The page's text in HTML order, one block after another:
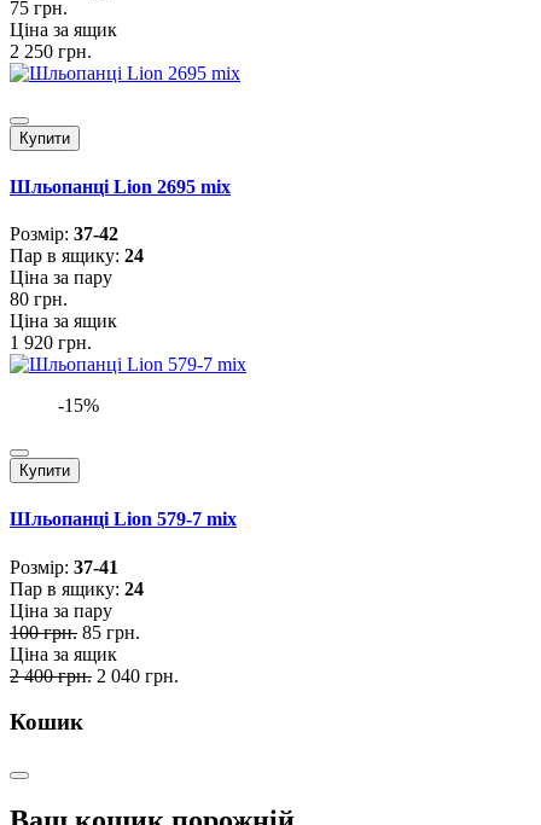
75 грн.
Ціна за ящик
2 250 грн.
Купити
Шльопанці Lion 2695 mix
Розмiр: 37-42
Пар в ящику: 24
Ціна за пару
80 грн.
Ціна за ящик
1 920 грн.
-15%
Купити
Шльопанці Lion 579-7 mix
Розмiр: 37-41
Пар в ящику: 24
Ціна за пару
100 грн. 85 грн.
Ціна за ящик
2 400 грн. 2 040 грн.
Кошик